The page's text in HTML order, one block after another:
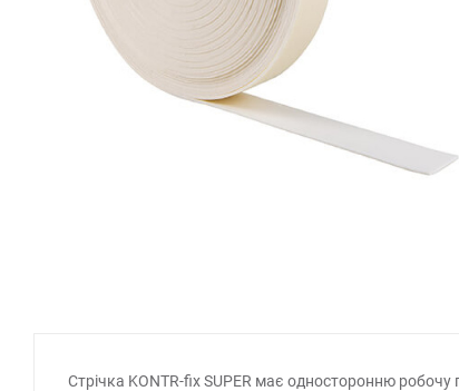
Стрічка KONTR-fix SUPER має односторонню робочу